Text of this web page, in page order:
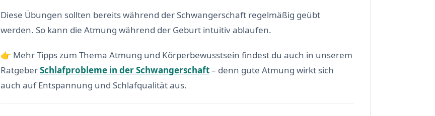
Diese Übungen sollten bereits während der Schwangerschaft regelmäßig geübt
werden. So kann die Atmung während der Geburt intuitiv ablaufen.
👉 Mehr Tipps zum Thema Atmung und Körperbewusstsein findest du auch in unserem
RatgeberSchlafprobleme in der Schwangerschaft– denn gute Atmung wirkt sich
auch auf Entspannung und Schlafqualität aus.